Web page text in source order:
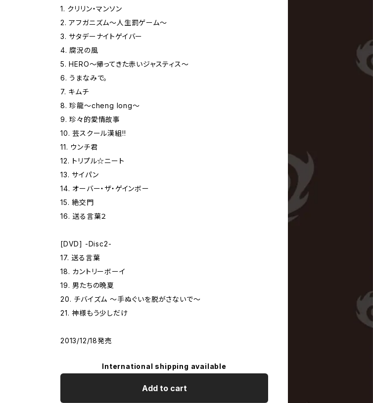
1. クリリン・マンソン
2. アフガニズム〜人生罰ゲーム〜
3. サタデーナイトゲイバー
4. 腐況の風
5. HERO〜帰ってきた赤いジャスティス〜
6. うまなみで。
7. キムチ
8. 珍龍〜cheng long〜
9. 珍々的愛情故事
10. 芸スクール漢組!!
11. ウンチ君
12. トリプル☆ニート
13. サイパン
14. オーバー・ザ・ゲインボー
15. 絶交門
16. 送る言葉２
[DVD] -Disc2-
17. 送る言葉
18. カントリーボーイ
19. 男たちの晩夏
20. チバイズム 〜手ぬぐいを脱がさないで〜
21. 神様もう少しだけ
2013/12/18発売
International shipping available
Add to cart